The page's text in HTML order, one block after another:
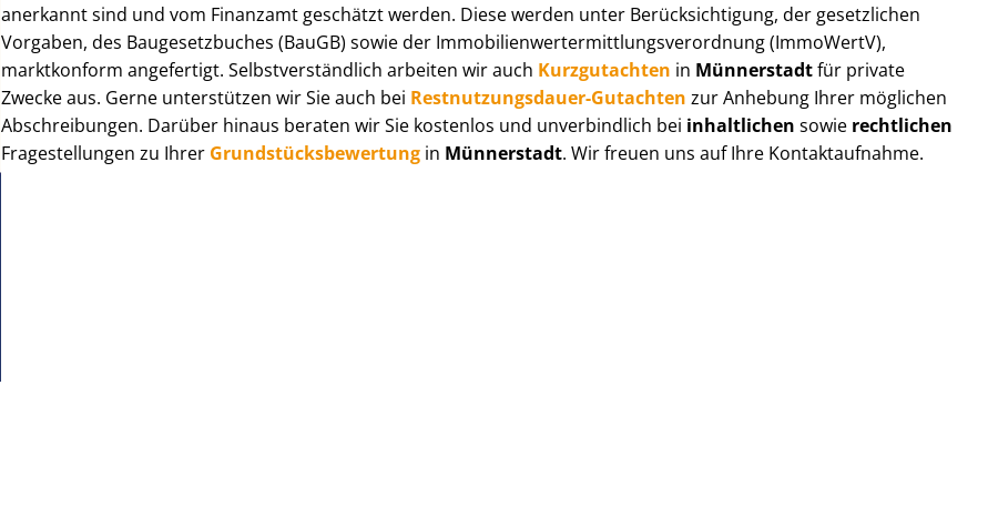
anerkannt sind und vom Finanzamt geschätzt werden. Diese werden unter Be­rück­sich­ti­gung, der gesetzlichen
Vorgaben, des Baugesetzbuches (BauGB) sowie der Im­mo­bi­li­en­wert­ermitt­lungs­ver­ord­nung (ImmoWertV),
marktkonform angefertigt. Selbst­ver­ständ­lich arbeiten wir auch Kurzgutachten in Münnerstadtfür private
Zwecke aus. Gerne unterstützen wir Sie auch bei Rest­nut­zungs­dau­er-Gutachten zur Anhebung Ihrer möglichen
Abschreibungen. Darüber hinaus beraten wir Sie kostenlos und unverbindlich bei inhaltlichen sowie rechtlichen
Fragestellungen zu Ihrer Grund­stücks­be­wer­tung in Münnerstadt. Wir freuen uns auf Ihre Kontaktaufnahme.